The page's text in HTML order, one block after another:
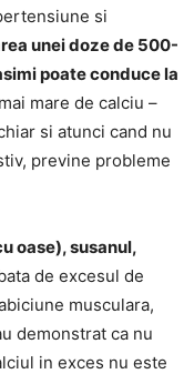
si
unei doze de 500-
poate conduce la
mare de calciu –
si atunci cand nu
previne probleme
oase), susanul,
de excesul de
musculara,
demonstrat ca nu
in exces nu este